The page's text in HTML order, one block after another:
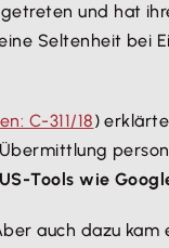
getreten und hat
Seltenheit bei
C-311/18)
Tools wie
auch dazu